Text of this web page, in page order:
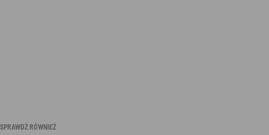
SPRAWDŹ RÓWNIEŻ